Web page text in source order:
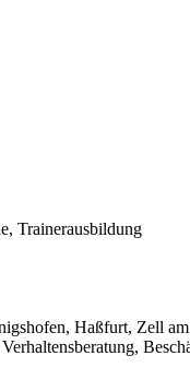
Trainerausbildung
Haßfurt, Zell